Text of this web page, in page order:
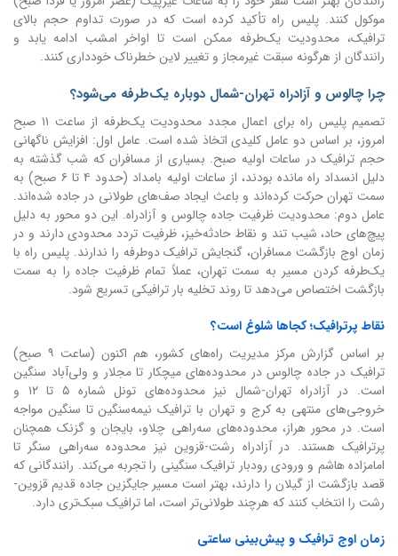
موکول کنند. پلیس راه تأکید کرده است که در صورت تداوم حجم بالای
ترافیک، محدودیت یک‌طرفه ممکن است تا اواخر امشب ادامه یابد و
رانندگان از هرگونه سبقت غیرمجاز و تغییر لاین خطرناک خودداری کنند.
چرا چالوس و آزادراه تهران-شمال دوباره یک‌طرفه می‌شود؟
تصمیم پلیس راه برای اعمال مجدد محدودیت یک‌طرفه از ساعت ۱۱ صبح
امروز، بر اساس دو عامل کلیدی اتخاذ شده است. عامل اول: افزایش ناگهانی
حجم ترافیک در ساعات اولیه صبح. بسیاری از مسافران که شب گذشته به
دلیل انسداد راه مانده بودند، از ساعات اولیه بامداد (حدود ۴ تا ۶ صبح) به
سمت تهران حرکت کرده‌اند و باعث ایجاد صف‌های طولانی در جاده شده‌اند.
عامل دوم: محدودیت ظرفیت جاده چالوس و آزادراه. این دو محور به دلیل
پیچ‌های حاد، شیب تند و نقاط حادثه‌خیز، ظرفیت تردد محدودی دارند و در
زمان اوج بازگشت مسافران، گنجایش ترافیک دوطرفه را ندارند. پلیس راه با
یک‌طرفه کردن مسیر به سمت تهران، عملاً تمام ظرفیت جاده را به سمت
بازگشت اختصاص می‌دهد تا روند تخلیه بار ترافیکی تسریع شود.
نقاط پرترافیک؛ کجاها شلوغ است؟
بر اساس گزارش مرکز مدیریت راه‌های کشور، هم اکنون (ساعت ۹ صبح)
ترافیک در جاده چالوس در محدوده‌های میچکار تا مجلار و ولی‌آباد سنگین
است. در آزادراه تهران-شمال نیز محدوده‌های تونل شماره ۵ تا ۱۲ و
خروجی‌های منتهی به کرج و تهران با ترافیک نیمه‌سنگین تا سنگین مواجه
است. در محور هراز، محدوده‌های سه‌راهی چلاو، بایجان و گزنک همچنان
پرترافیک هستند. در آزادراه رشت-قزوین نیز محدوده سه‌راهی سنگر تا
امامزاده هاشم و ورودی رودبار ترافیک سنگینی را تجربه می‌کند. رانندگانی که
قصد بازگشت از گیلان را دارند، بهتر است مسیر جایگزین جاده قدیم قزوین-
رشت را انتخاب کنند که هرچند طولانی‌تر است، اما ترافیک سبک‌تری دارد.
زمان اوج ترافیک و پیش‌بینی ساعتی